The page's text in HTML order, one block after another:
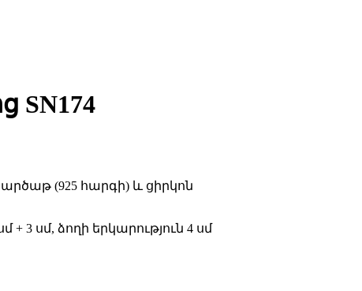
SN174
(925 հարգի) և ցիրկոն
+ 3 սմ, ձողի երկարություն 4 սմ